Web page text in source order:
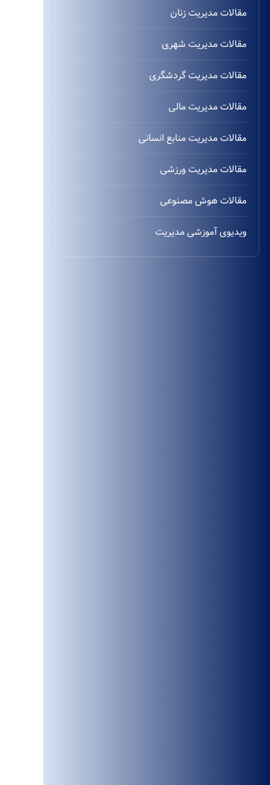
مقالات مدیریت زنان
مقالات مدیریت شهری
مقالات مدیریت گردشگری
مقالات مدیریت مالی
مقالات مدیریت منابع انسانی
مقالات مدیریت ورزشی
مقالات هوش مصنوعی
ویدیوی آموزشی مدیریت